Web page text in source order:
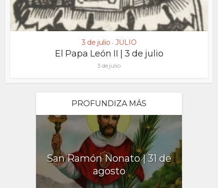
3 de julio • JULIO
El Papa León II | 3 de julio
3 de julio
PROFUNDIZA MÁS
San Ramón Nonato | 31 de
agosto